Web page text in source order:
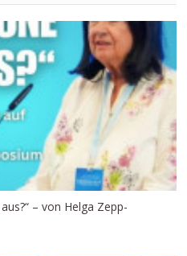
– von Helga Zepp-